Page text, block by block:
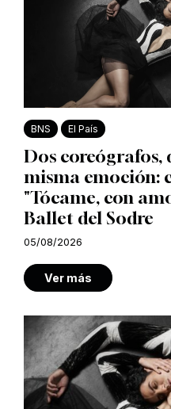
BNS El País
Dos coreógrafos,
misma emoción:
"Tócame, con
Ballet del Sodre
05/08/2026
Ver más